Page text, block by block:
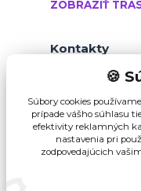
ZOBRAZIŤ
Kontakty
🍪
Súbory cookies
prípade vášho súhlasu
efektivity reklamných
nastavenia pri
zodpovedajúcich